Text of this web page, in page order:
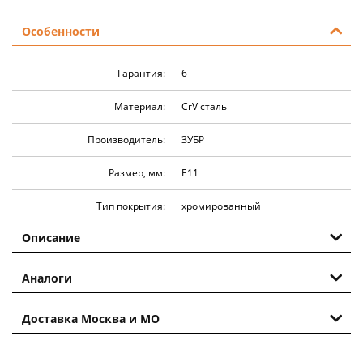
Особенности
Гарантия: 6
Материал: CrV сталь
Производитель: ЗУБР
Размер, мм: E11
Тип покрытия: хромированный
Описание
Аналоги
Доставка Москва и МО